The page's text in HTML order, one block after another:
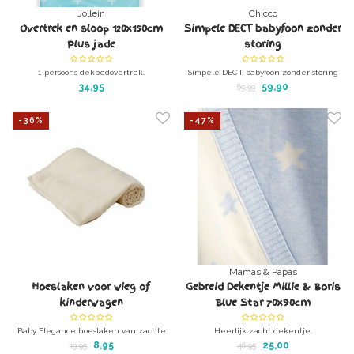
Jollein
Overtrek en sloop 120x150cm
Plus jade
1-persoons dekbedovertrek.
Overtrekje en sloop 120x150cm Plus jade
34,95
Chicco
Simpele DECT babyfoon zonder
storing
Simpele DECT babyfoon zonder storing
69,99 59,90
-36%
Hoeslaken voor wieg of
kinderwagen
Baby Elegance hoeslaken van zachte
Flanel katoen in ecru (ongebleekt
13,95 8,95
-47%
Mamas & Papas
Gebreid Dekentje Millie & Boris
Blue Star 70x90cm
Heerlijk zacht dekentje.
Zachte kleuren zetten de toon van
46,95 25,00